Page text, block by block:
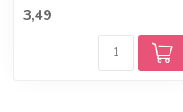
3,49